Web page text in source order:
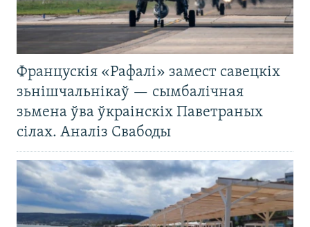
Францускія «Рафалі» замест савецкіх
зьнішчальнікаў — сымбалічная
зьмена ўва ўкраінскіх Паветраных
сілах. Аналіз Свабоды